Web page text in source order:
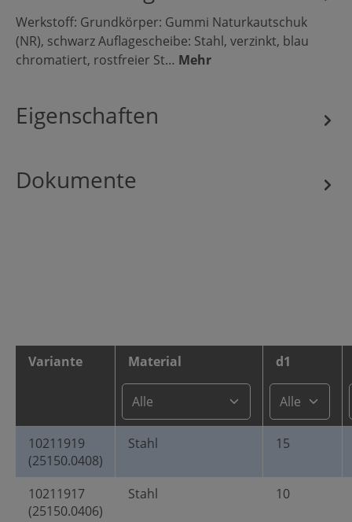
Werkstoff: Grundkörper: Gummi Naturkautschuk
(NR), schwarz Auflagescheibe: Stahl, verzinkt, blau
chromatiert, rostfreier St… Mehr
Eigenschaften
Dokumente
Variante Material d1
10211919
(25150.0408)
Stahl 15
10211917
(25150.0406)
Stahl 10